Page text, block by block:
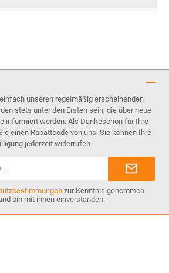
unseren regelmäßig erscheinenden
stets unter den Ersten sein, die über neue
informiert werden. Als Dankeschön für Ihre
einen Rabattcode von uns. Sie können Ihre
jederzeit widerrufen.
zur Kenntnis genommen
bin mit ihnen einverstanden.